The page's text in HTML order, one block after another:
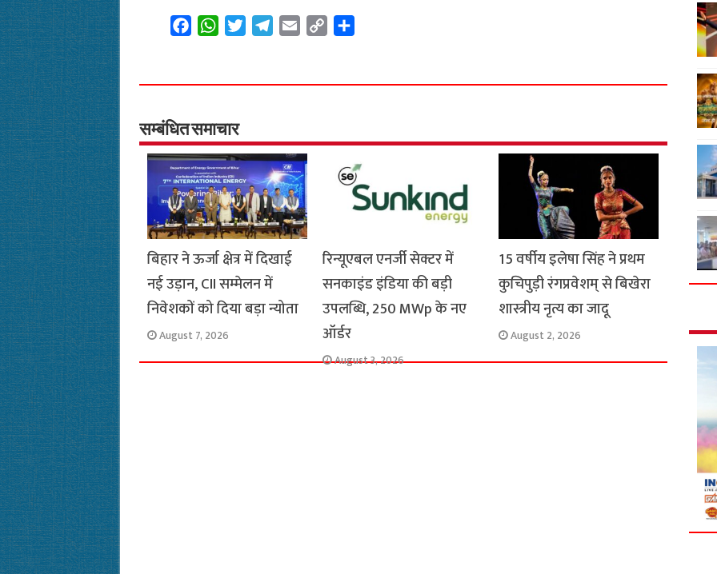
e
o
o
k
W
t
A
p
p
t
r
e
a
m
i
y
n
r
सम्बंधित समाचार
बिहार ने ऊर्जा क्षेत्र में दिखाई
नई उड़ान, CII सम्मेलन में
निवेशकों को दिया बड़ा न्योता
August 7, 2026
रिन्यूएबल एनर्जी सेक्टर में
सनकाइंड इंडिया की बड़ी
उपलब्धि, 250 MWp के नए
ऑर्डर
August 3, 2026
15 वर्षीय इलेषा सिंह ने प्रथम
कुचिपुड़ी रंगप्रवेशम् से बिखेरा
शास्त्रीय नृत्य का जादू
August 2, 2026